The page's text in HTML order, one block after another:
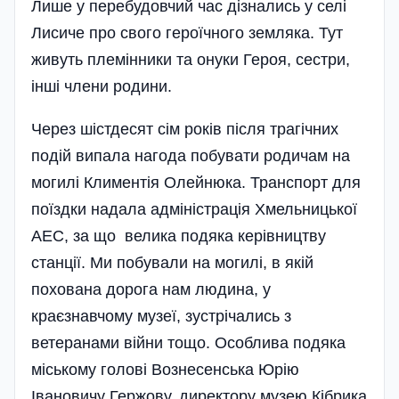
Лише у перебудовчий час дізнались у селі
Лисиче про свого героїчного земляка. Тут
живуть племінники та онуки Героя, сестри,
інші члени родини.
Через шістдесят сім років після трагічних
подій випала нагода побувати родичам на
могилі Климентія Олейнюка. Транспорт для
поїздки надала адміністрація Хмельницької
АЕС, за що велика подяка керівництву
станції. Ми побували на могилі, в якій
похована дорога нам людина, у
краєзнавчому музеї, зустрічались з
ветеранами війни тощо. Особлива подяка
міському голові Вознесенська Юрію